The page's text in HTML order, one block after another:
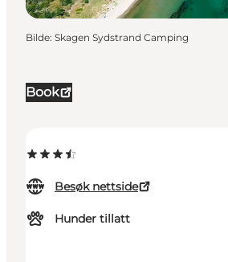
Book
Besøk nettside
Hunder tillatt
Bilde: Skagen Sydstrand Camping